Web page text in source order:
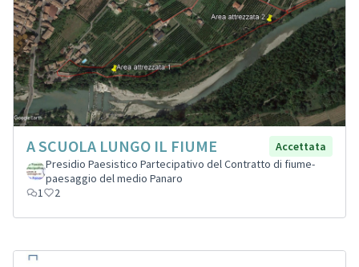
A SCUOLA LUNGO IL FIUME
Accettata
Presidio Paesistico Partecipativo del Contratto di fiume-
paesaggio del medio Panaro
1
2